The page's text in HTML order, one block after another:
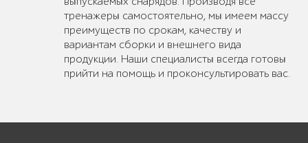
тренажеры самостоятельно, мы имеем массу
преимуществ по срокам, качеству и
вариантам сборки и внешнего вида
продукции. Наши специалисты всегда готовы
прийти на помощь и проконсультировать вас.